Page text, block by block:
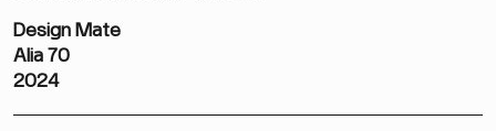
Design Mate
Alia 70
2024